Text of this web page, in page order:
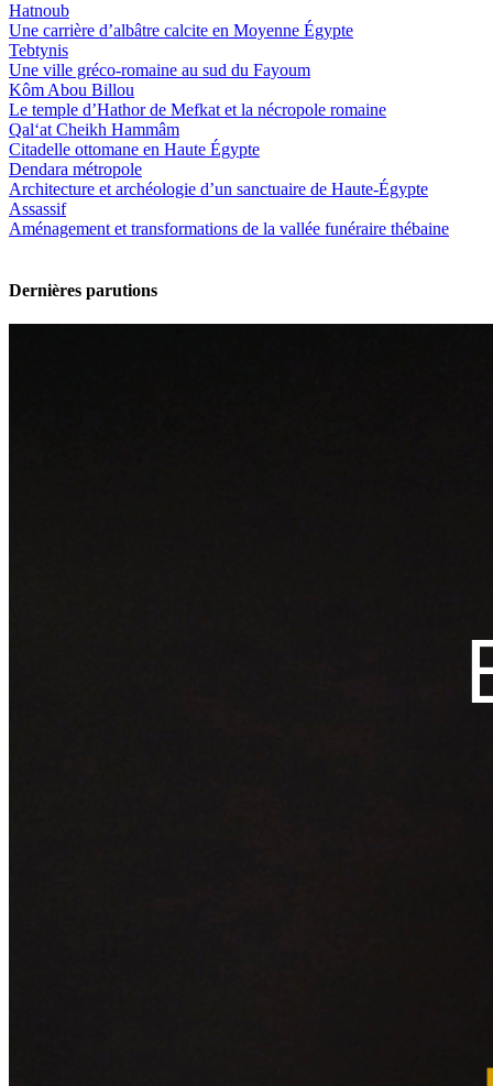
Hatnoub
Une carrière d’albâtre calcite en Moyenne Égypte
Tebtynis
Une ville gréco-romaine au sud du Fayoum
Kôm Abou Billou
Le temple d’Hathor de Mefkat et la nécropole romaine
Qal‘at Cheikh Hammâm
Citadelle ottomane en Haute Égypte
Dendara métropole
Architecture et archéologie d’un sanctuaire de Haute-Égypte
Assassif
Aménagement et transformations de la vallée funéraire thébaine
Dernières parutions